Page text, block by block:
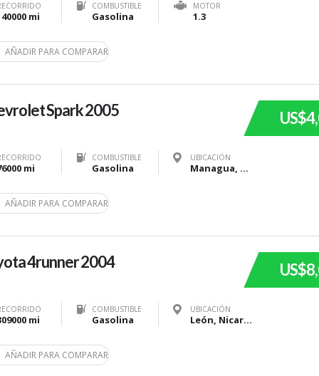
mi
COMBUSTIBLE
Gasolina
MOTOR
1.3
AÑADIR PARA COMPARAR
Spark 2005
mi
COMBUSTIBLE
Gasolina
UBICACIÓN
Managua, Nicaragua
AÑADIR PARA COMPARAR
4runner 2004
mi
COMBUSTIBLE
Gasolina
UBICACIÓN
León, Nicaragua
AÑADIR PARA COMPARAR